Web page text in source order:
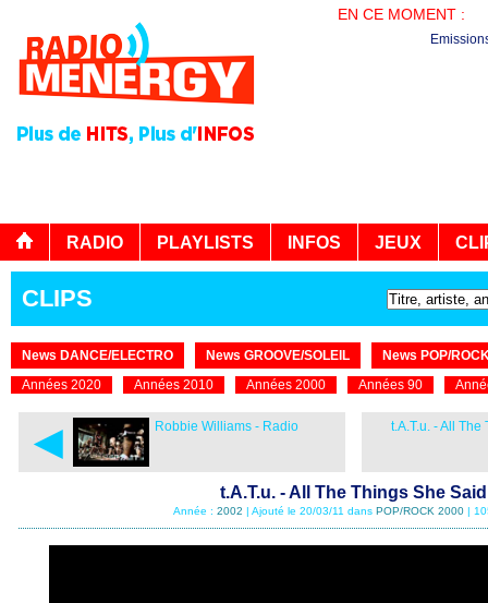
EN CE MOMENT :
RADIO PLAYLISTS INFOS JEUX
CLIPS
News DANCE/ELECTRO News GROOVE/SOLEIL
News POP/
Années 2020
Années 2010 Années 2000 Années 90
◄ Robbie Williams - Radio t.A.T.u. - All The
t.A.T.u. - All The Things She Said
Année : 2002 | Ajouté le 20/03/11 dans POP/ROCK 2000 |